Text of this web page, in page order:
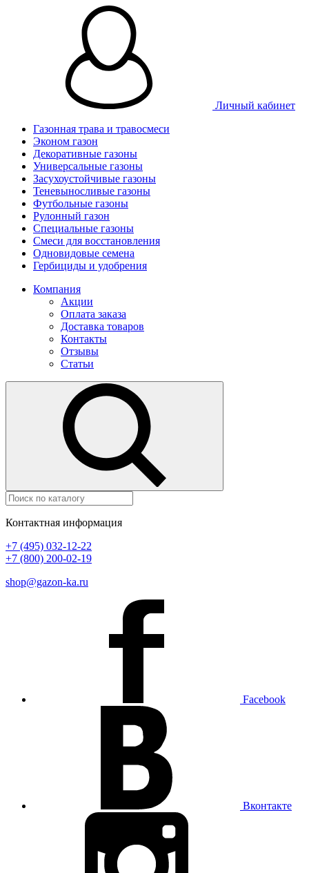
Личный кабинет
Газонная трава и травосмеси
Эконом газон
Декоративные газоны
Универсальные газоны
Засухоустойчивые газоны
Теневыносливые газоны
Футбольные газоны
Рулонный газон
Специальные газоны
Смеси для восстановления
Одновидовые семена
Гербициды и удобрения
Компания
Акции
Оплата заказа
Доставка товаров
Контакты
Отзывы
Статьи
Контактная информация
+7 (495) 032-12-22
+7 (800) 200-02-19
shop@gazon-ka.ru
Facebook
Вконтакте